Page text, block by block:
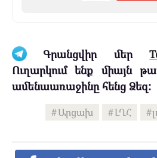
Գրանցվիր մեր
Ուղարկում ենք միայն
ամենաառաջինը հենց Ձեզ:
Արցախ ԼՂՀ